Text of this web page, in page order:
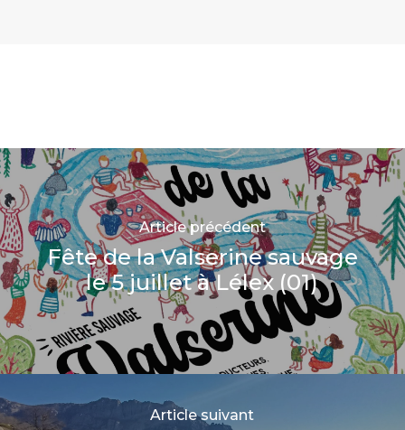
Article précédent
Fête de la Valserine sauvage
le 5 juillet à Lélex (01)
Article suivant